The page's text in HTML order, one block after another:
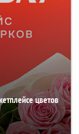
цветов